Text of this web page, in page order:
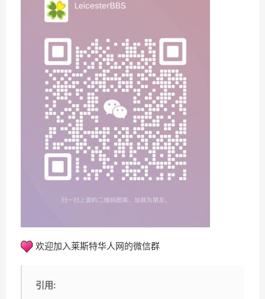
欢迎加入莱斯特华人网的微信群
引用: